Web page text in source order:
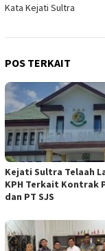
Kata Kejati Sultra
POS TERKAIT
Kejati Sultra Telaah
KPH Terkait Kontrak
dan PT SJS